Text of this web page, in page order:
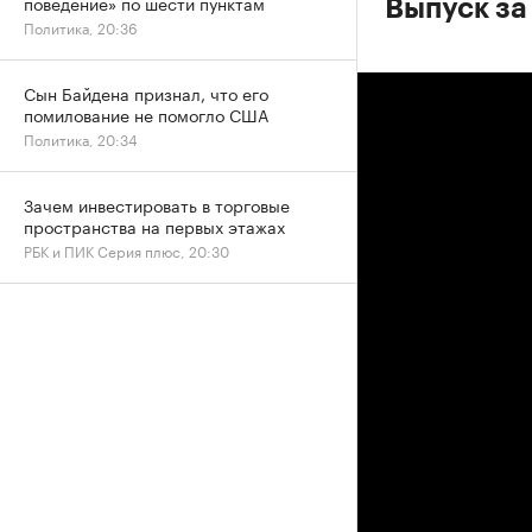
Выпуск
Политика, 20:36
Сын Байдена признал, что его
помилование не помогло США
Политика, 20:34
Зачем инвестировать в торговые
пространства на первых этажах
РБК и ПИК Серия плюс, 20:30